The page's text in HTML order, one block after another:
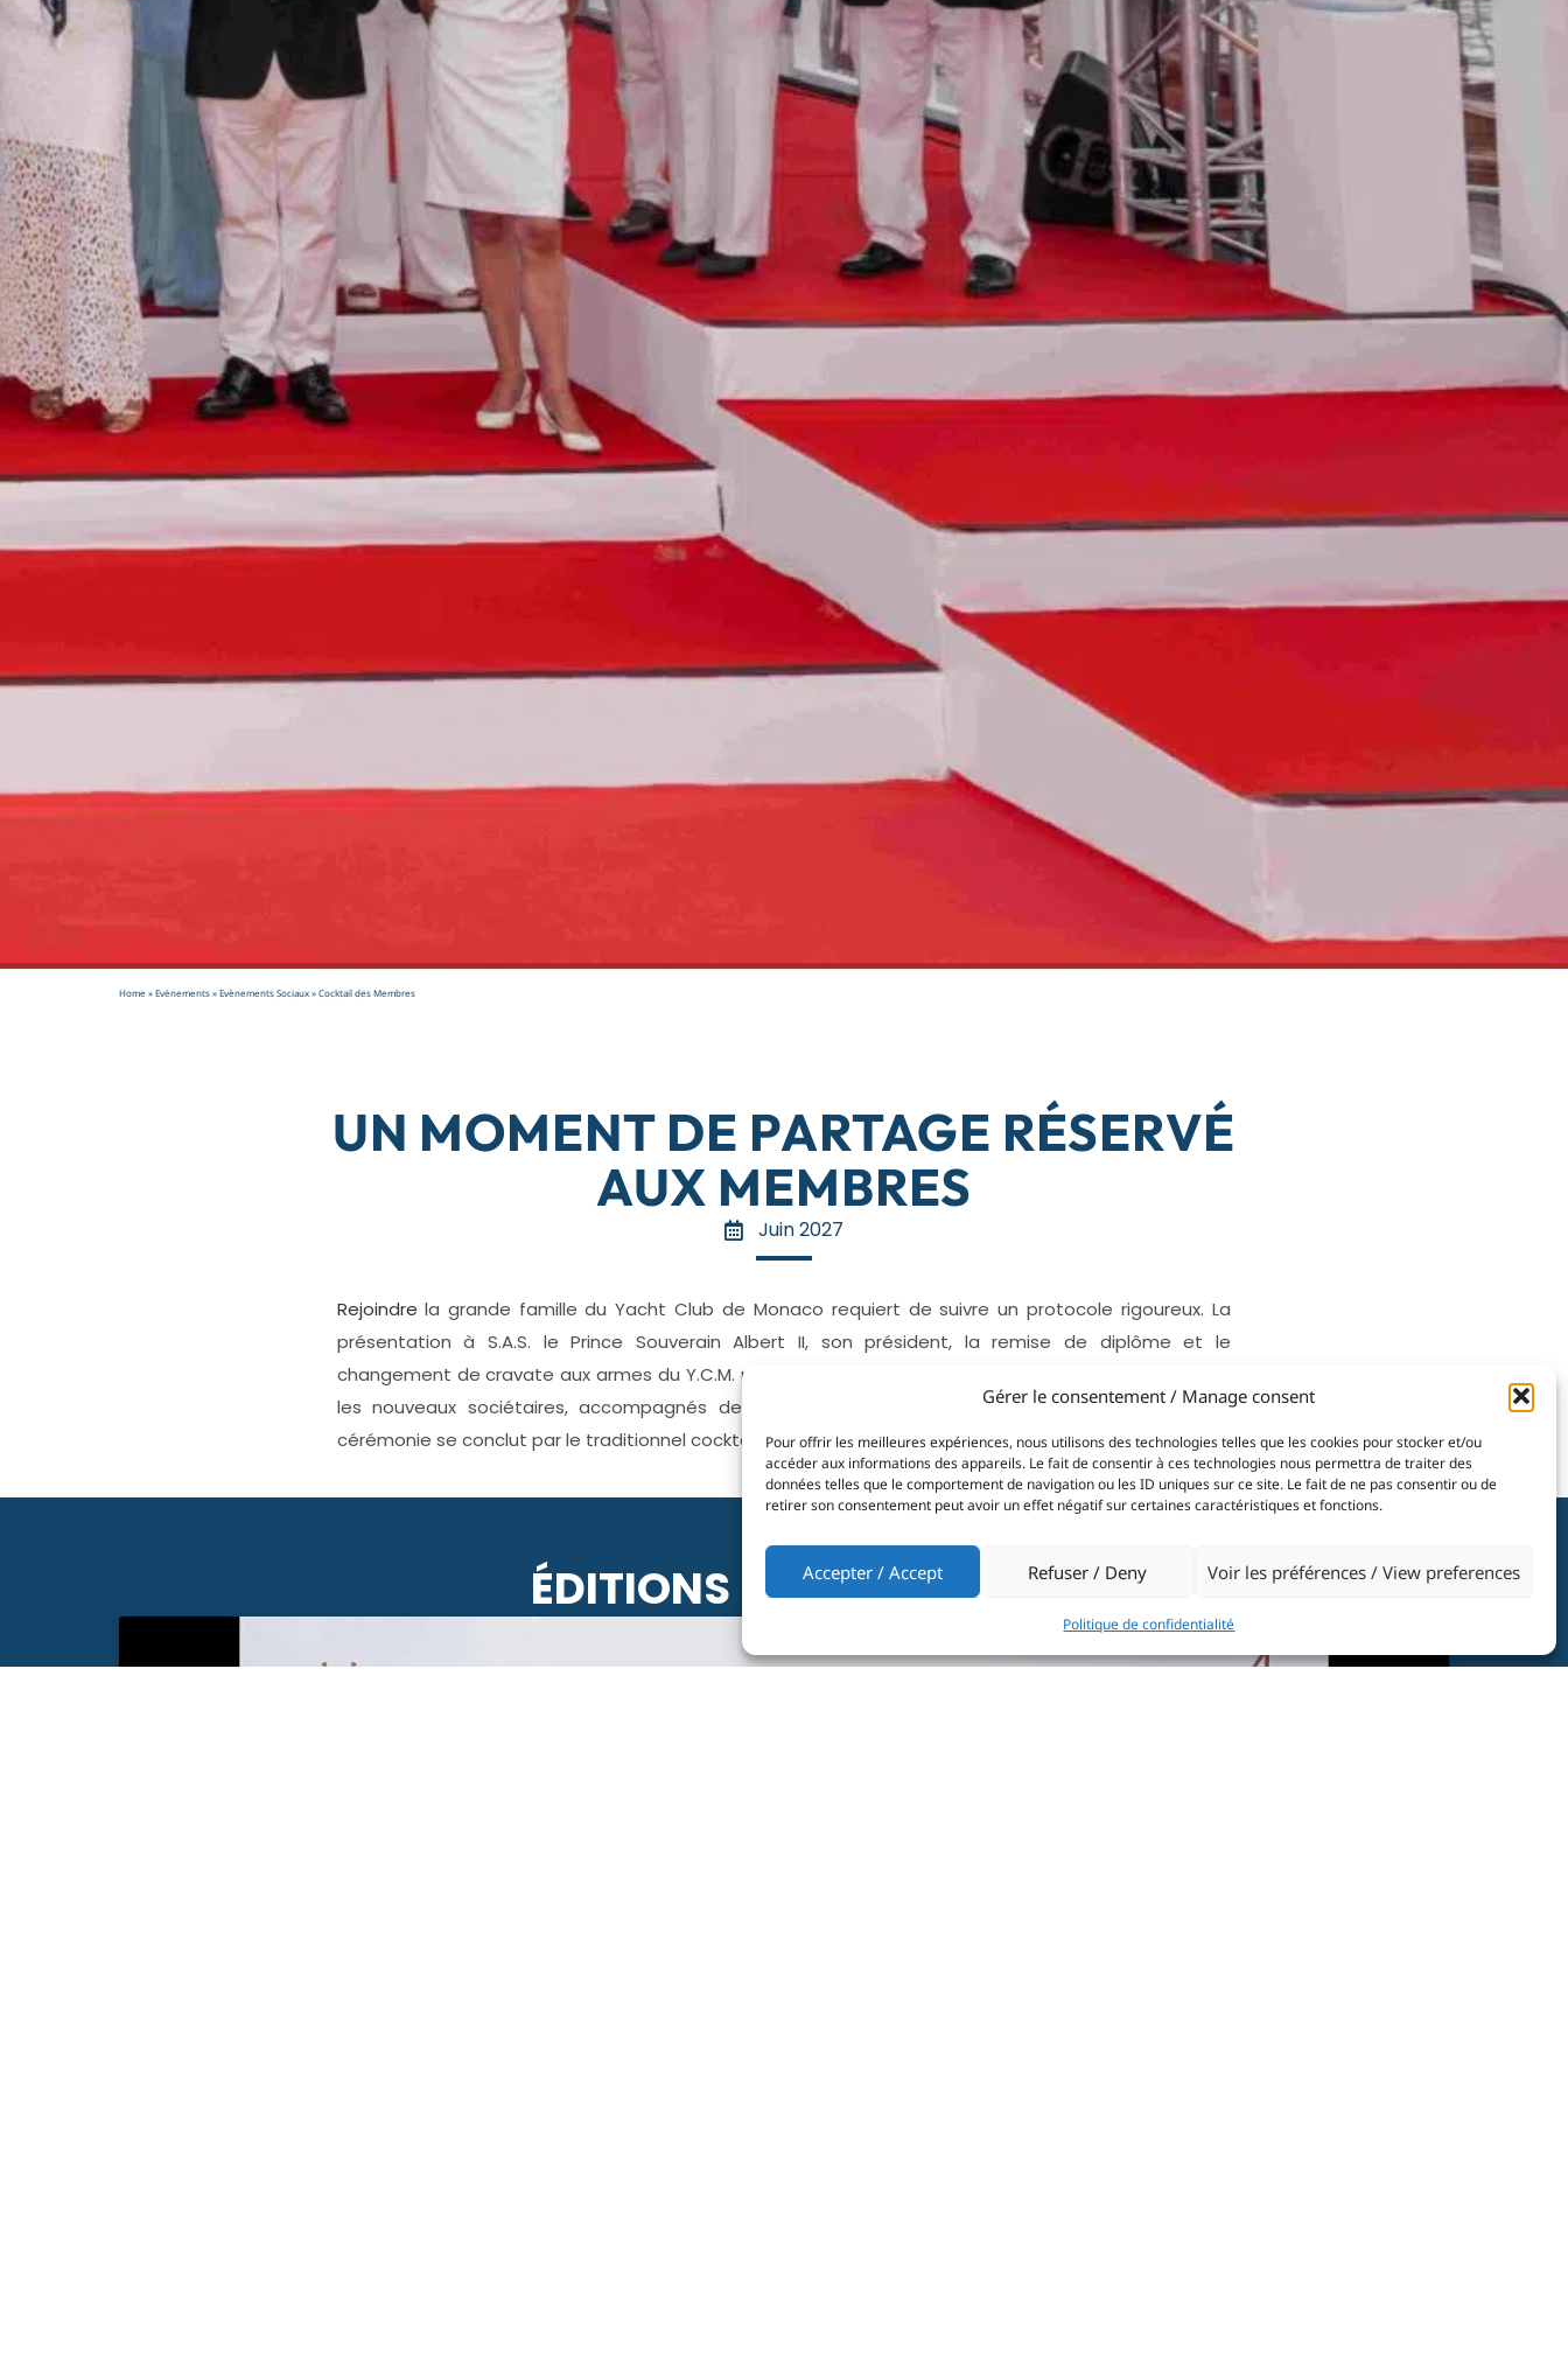
Gérer le consentement / Manage consent
Pour offrir les meilleures expériences, nous utilisons des technologies telles que les cookies pour stocker et/ou
accéder aux informations des appareils. Le fait de consentir à ces technologies nous permettra de traiter des
données telles que le comportement de navigation ou les ID uniques sur ce site. Le fait de ne pas consentir ou de
retirer son consentement peut avoir un effet négatif sur certaines caractéristiques et fonctions.
Accepter / Accept Refuser / Deny Voir les préférences / View preferences
Politique de confidentialité
Home »Evènements»Evènements Sociaux»Cocktail des Membres
UN MOMENT DE PARTAGE RÉSERVÉ
AUX MEMBRES
Juin 2027
Rejoindre la grande famille du Yacht Club de Monaco requiert de suivre un protocole rigoureux. La
présentation à S.A.S. le Prince Souverain Albert II, son président, la remise de diplôme et le
changement de cravate aux armes du Y.C.M. marquent les deux sessions annuelles durant lesquelles
les nouveaux sociétaires, accompagnés de leurs parrains, sont offi ciellement accueillis. Cette
cérémonie se conclut par le traditionnel cocktail bleu, porté en «toast» à l’assemblée.
ÉDITIONS PRÉCÉDENTES